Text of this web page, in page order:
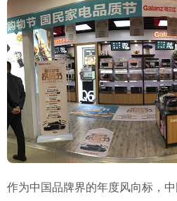
作为中国品牌界的年度风向标，